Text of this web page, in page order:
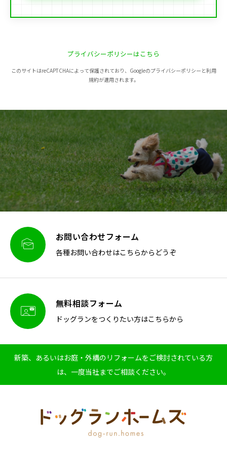
プライバシーポリシーはこちら
このサイトはreCAPTCHAによって保護されており、Googleのプライバシーポリシーと利用
規約が適用されます。
 お問い合わせフォーム
各種お問い合わせはこちらからどうぞ
 無料相談フォーム
ドッグランをつくりたい方はこちらから
新築、あるいはお庭・外構のリフォームをご検討されている方
は、一度当社までご相談ください。